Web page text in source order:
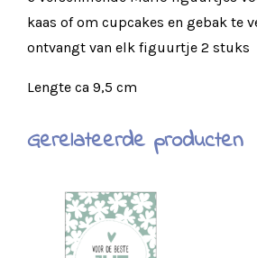
kaas of om cupcakes en gebak te
ontvangt van elk figuurtje 2 stuks
Lengte ca 9,5 cm
Gerelateerde producten